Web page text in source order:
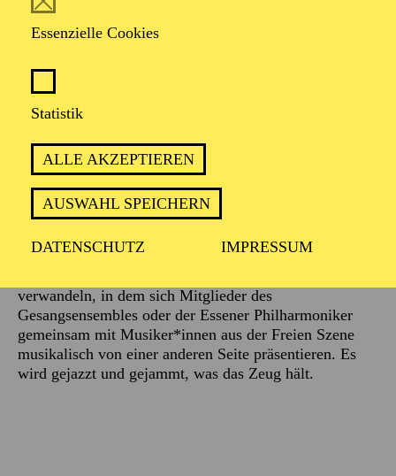
Essenzielle Cookies
Statistik
ALLE AKZEPTIEREN
AUSWAHL SPEICHERN
DATENSCHUTZ IMPRESSUM
DAS AALTO-FOYER WIRD ZUM JAZZ-
Beschreibung
unterschiedliche Orte des Aalto-Theaters ein paar Mal
verwandeln, in dem sich Mitglieder des
Gesangsensembles oder der Essener Philharmoniker
gemeinsam mit Musiker*innen aus der Freien Szene
musikalisch von einer anderen Seite präsentieren. Es
wird gejazzt und gejammt, was das Zeug hält.